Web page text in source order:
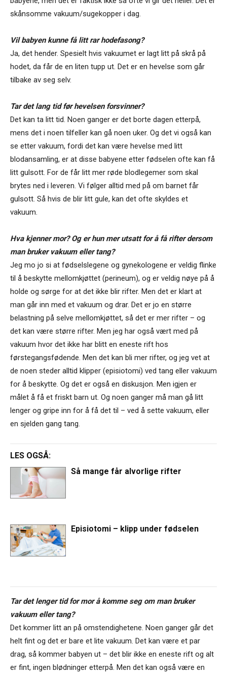
skånsomme vakuum/sugekopper i dag.
Vil babyen kunne få litt rar hodefasong?
Ja, det hender. Spesielt hvis vakuumet er lagt litt på skrå på
hodet, da får de en liten tupp ut. Det er en hevelse som går
tilbake av seg selv.
Tar det lang tid før hevelsen forsvinner?
Det kan ta litt tid. Noen ganger er det borte dagen etterpå,
mens det i noen tilfeller kan gå noen uker. Og det vi også kan
se etter vakuum, fordi det kan være hevelse med litt
blodansamling, er at disse babyene etter fødselen ofte kan få
litt gulsott. For de får litt mer røde blodlegemer som skal
brytes ned i leveren. Vi følger alltid med på om barnet får
gulsott. Så hvis de blir litt gule, kan det ofte skyldes et
vakuum.
Hva kjenner mor? Og er hun mer utsatt for å få rifter dersom
man bruker vakuum eller tang?
Jeg mo jo si at fødselslegene og gynekologene er veldig flinke
til å beskytte mellomkjøttet (perineum), og er veldig nøye på å
holde og sørge for at det ikke blir rifter. Men det er klart at
man går inn med et vakuum og drar. Det er jo en større
belastning på selve mellomkjøttet, så det er mer rifter – og
det kan være større rifter. Men jeg har også vært med på
vakuum hvor det ikke har blitt en eneste rift hos
førstegangsfødende. Men det kan bli mer rifter, og jeg vet at
de noen steder alltid klipper (episiotomi) ved tang eller vakuum
for å beskytte. Og det er også en diskusjon. Men igjen er
målet å få et friskt barn ut. Og noen ganger må man gå litt
lenger og gripe inn for å få det til – ved å sette vakuum, eller
en sjelden gang tang.
LES OGSÅ:
Så mange får alvorlige rifter
Episiotomi – klipp under fødselen
Tar det lenger tid for mor å komme seg om man bruker
vakuum eller tang?
Det kommer litt an på omstendighetene. Noen ganger går det
helt fint og det er bare et lite vakuum. Det kan være et par
drag, så kommer babyen ut – det blir ikke en eneste rift og alt
er fint, ingen blødninger etterpå. Men det kan også være en